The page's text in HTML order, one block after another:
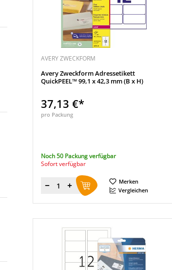
AVERY ZWECKFORM
Avery Zweckform Adressetikett
QuickPEEL™ 99,1 x 42,3 mm (B x H)
37,13 €*
pro Packung
Noch 50 Packung verfügbar
Sofort verfügbar
Menge
Merken
Vergleichen